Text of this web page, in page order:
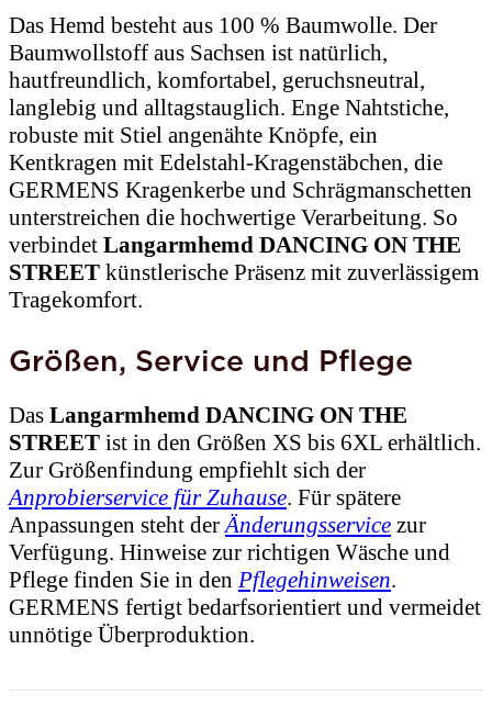
Das Hemd besteht aus 100 % Baumwolle. Der
Baumwollstoff aus Sachsen ist natürlich,
hautfreundlich, komfortabel, geruchsneutral,
langlebig und alltagstauglich. Enge Nahtstiche,
robuste mit Stiel angenähte Knöpfe, ein
Kentkragen mit Edelstahl-Kragenstäbchen, die
GERMENS Kragenkerbe und Schrägmanschetten
unterstreichen die hochwertige Verarbeitung. So
verbindet Langarmhemd DANCING ON THE
STREET künstlerische Präsenz mit zuverlässigem
Tragekomfort.
Größen, Service und Pflege
Das Langarmhemd DANCING ON THE
STREET ist in den Größen XS bis 6XL erhältlich.
Zur Größenfindung empfiehlt sich der
Anprobierservice für Zuhause. Für spätere
Anpassungen steht der Änderungsservice zur
Verfügung. Hinweise zur richtigen Wäsche und
Pflege finden Sie in den Pflegehinweisen.
GERMENS fertigt bedarfsorientiert und vermeidet
unnötige Überproduktion.